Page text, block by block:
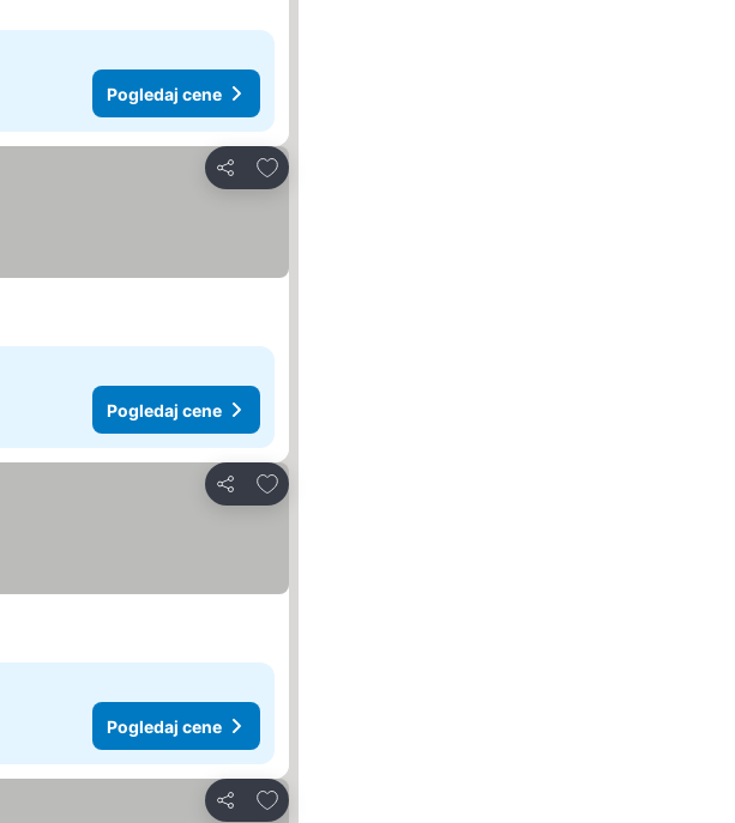
Pogledaj cene
Deli
Dodati u favorite
Pogledaj cene
Deli
Dodati u favorite
Pogledaj cene
Deli
Dodati u favorite